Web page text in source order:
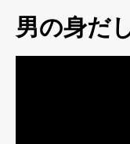
男の身だ